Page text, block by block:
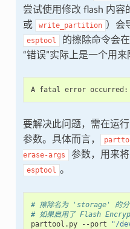
尝试使用修改 flash 内容
或 write_partition ）会
esptool
的擦除命令会
“错误”实际上是一个用
要解决此问题，需在运行
参数。具体而言，
erase-args
参数，用来将
esptool 。
# 擦除名为 'storage' 的分
# 如果启用了 Flash
parttool.py
--port "/